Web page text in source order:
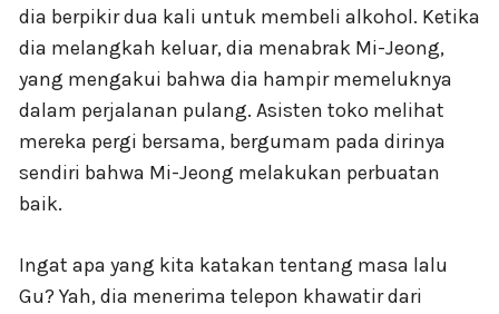
dia berpikir dua kali untuk membeli alkohol. Ketika
dia melangkah keluar, dia menabrak Mi-Jeong,
yang mengakui bahwa dia hampir memeluknya
dalam perjalanan pulang. Asisten toko melihat
mereka pergi bersama, bergumam pada dirinya
sendiri bahwa Mi-Jeong melakukan perbuatan
baik.
Ingat apa yang kita katakan tentang masa lalu
Gu? Yah, dia menerima telepon khawatir dari